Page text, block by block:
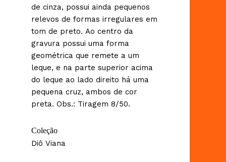
de cinza, possui ainda pequenos
relevos de formas irregulares em
tom de preto. Ao centro da
gravura possui uma forma
geométrica que remete a um
leque, e na parte superior acima
do leque ao lado direito há uma
pequena cruz, ambos de cor
preta. Obs.: Tiragem 8/50.
Coleção
Diô Viana